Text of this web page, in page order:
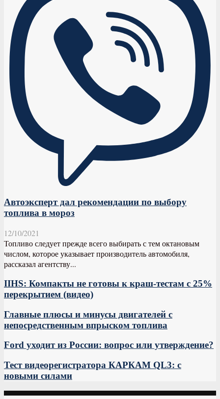
Автоэксперт дал рекомендации по выбору
топлива в мороз
12/10/2021
Топливо следует прежде всего выбирать с тем октановым
числом, которое указывает производитель автомобиля,
рассказал агентству...
IIHS: Компакты не готовы к краш-тестам с 25%
перекрытием (видео)
Главные плюсы и минусы двигателей с
непосредственным впрыском топлива
Ford уходит из России: вопрос или утверждение?
Тест видеорегистратора КАРКАМ QL3: с
новыми силами